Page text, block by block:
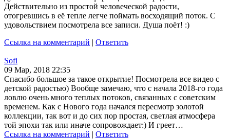
Действительно из простой человеческой радости,
отогревшись в её тепле легче поймать восходящий поток. С
удовольствием посмотрела все записи. Душа поёт! :)
Ссылка на комментарий | Ответить
Sofi
09 Мар, 2018 22:35
Спасибо большое за такое открытие! Посмотрела все видео с
детской радостью) Вообще замечаю, что с начала 2018-го года
ловлю очень много теплых потоков, связанных с советским
временем. Как с Нового года начался пересмотр золотой
коллекции, так вот и до сих пор простая, светлая атмосфера
той эпохи так или иначе сопровождает:) И греет…
Ссылка на комментарий | Ответить